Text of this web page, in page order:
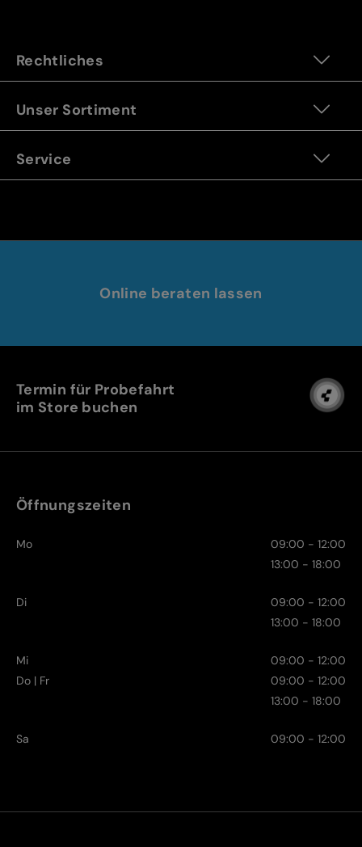
Rechtliches
Unser Sortiment
Service
Online beraten lassen
Termin für Probefahrt
im Store buchen
Öffnungszeiten
Mo
09:00 - 12:00
13:00 - 18:00
Di
09:00 - 12:00
13:00 - 18:00
Mi
09:00 - 12:00
Do | Fr
09:00 - 12:00
13:00 - 18:00
Sa 09:00 - 12:00